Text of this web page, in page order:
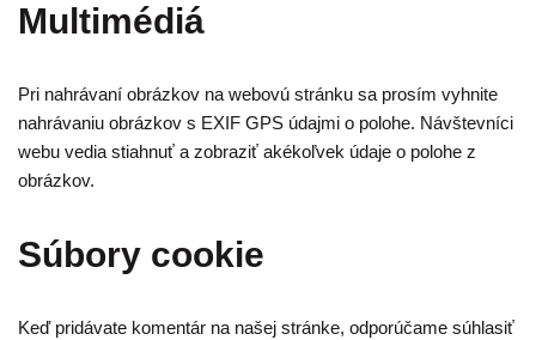
Multimédiá
Pri nahrávaní obrázkov na webovú stránku sa prosím vyhnite
nahrávaniu obrázkov s EXIF GPS údajmi o polohe. Návštevníci
webu vedia stiahnuť a zobraziť akékoľvek údaje o polohe z
obrázkov.
Súbory cookie
Keď pridávate komentár na našej stránke, odporúčame súhlasiť